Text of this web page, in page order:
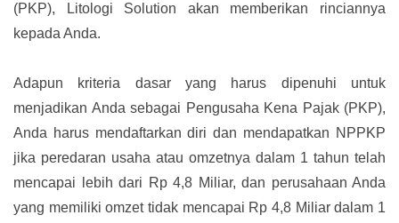
(PKP), Litologi Solution akan memberikan rinciannya
kepada Anda.
Adapun kriteria dasar yang harus dipenuhi untuk
menjadikan Anda sebagai Pengusaha Kena Pajak (PKP),
Anda harus mendaftarkan diri dan mendapatkan NPPKP
jika peredaran usaha atau omzetnya dalam 1 tahun telah
mencapai lebih dari Rp 4,8 Miliar, dan perusahaan Anda
yang memiliki omzet tidak mencapai Rp 4,8 Miliar dalam 1